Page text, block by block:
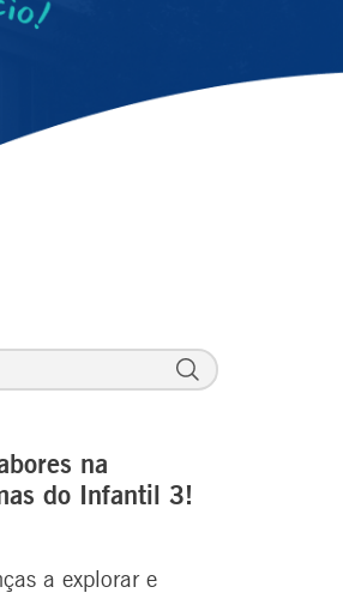
na
do Infantil 3!
a explorar e